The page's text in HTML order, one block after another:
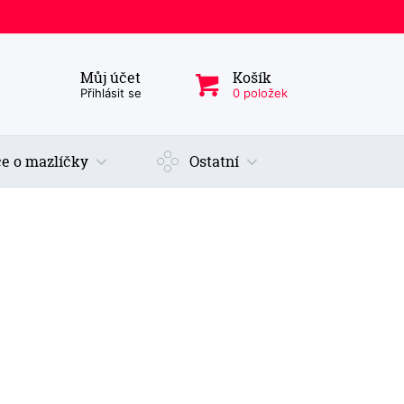
Můj účet
Přihlásit se
Košík
0 položek
produkt, kategorie...
o mazlíčky Ostatní